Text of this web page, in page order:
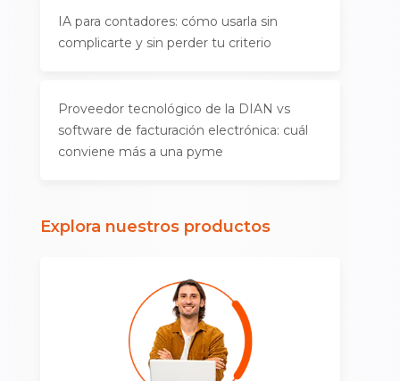
IA para contadores: cómo usarla sin
complicarte y sin perder tu criterio
Proveedor tecnológico de la DIAN vs
software de facturación electrónica: cuál
conviene más a una pyme
Explora nuestros productos